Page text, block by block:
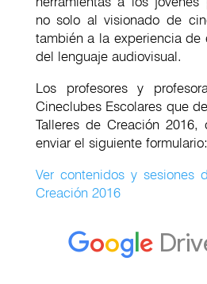
no solo al visionado de
también a la experiencia de
del lenguaje audiovisual.
Los profesores y
Cineclubes Escolares que
Talleres de Creación
enviar el siguiente formulario:
Ver contenidos y
Creación 2016